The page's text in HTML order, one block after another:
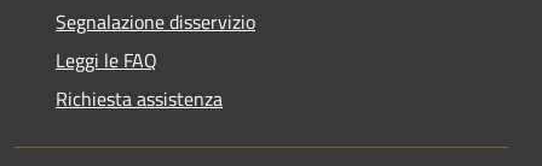
Segnalazione disservizio
Leggi le FAQ
Richiesta assistenza